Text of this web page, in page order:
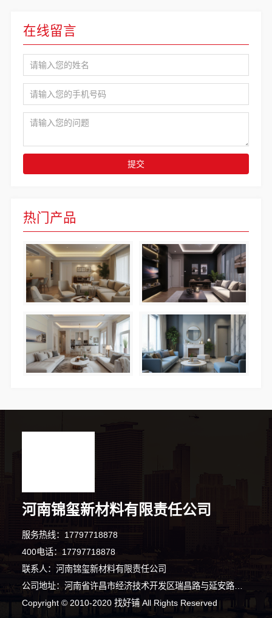
热门产品
在线留言
提交
河南锦玺新材料有限责任公司
服务热线：17797718878
400电话：17797718878
联系人：河南锦玺新材料有限责任公司
公司地址：河南省许昌市经济技术开发区瑞昌路与延安路交叉口向西200米路北008号许昌泷阳实业有限公司院内南侧厂房西部1栋101室
Copyright © 2010-2020 找好铺 All Rights Reserved